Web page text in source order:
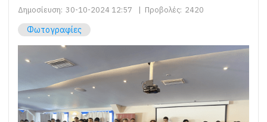
Δημοσίευση: 30-10-2024 12:57 | Προβολές: 2420
Φωτογραφίες